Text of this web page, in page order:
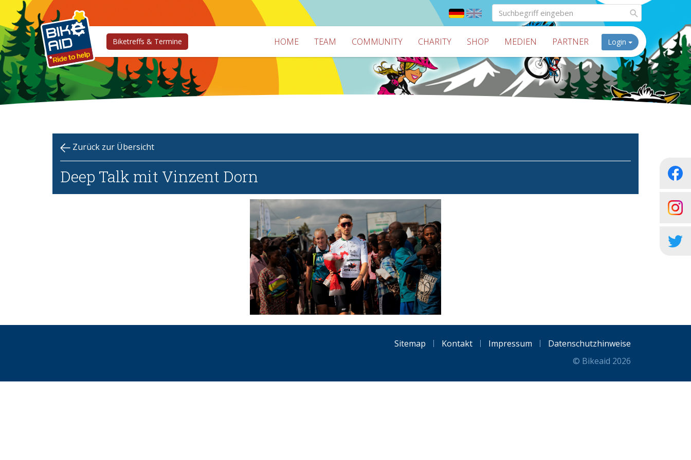
Biketreffs & Termine HOME TEAM COMMUNITY CHARITY SHOP MEDIEN PARTNER Login
Zurück zur Übersicht
Deep Talk mit Vinzent Dorn
Sitemap Kontakt Impressum
Datenschutzhinweise
© Bikeaid 2026